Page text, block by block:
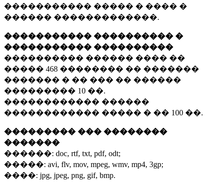
����������� ����� � ���� �
������ �������������.
����������� ���������� �
����������� ����������
���������� ������ ���� ��
����� 468 �������� �� �������
������� � �� ��� �� ������
��������� 10 ��.
������������ ������
������������ ����� � �� 100 ��.
��������� ��� ��������
�������
������: doc, rtf, txt, pdf, odt;
�����: avi, flv, mov, mpeg, wmv, mp4, 3gp;
����: jpg, jpeg, png, gif, bmp.